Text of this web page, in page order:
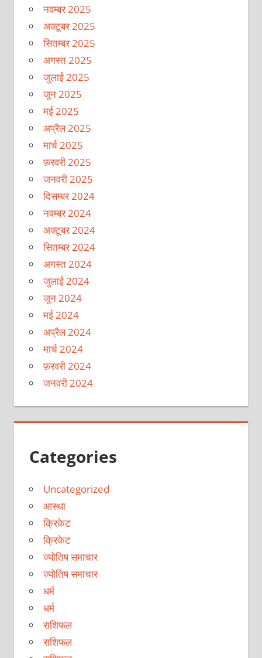
नवम्बर 2025
अक्टूबर 2025
सितम्बर 2025
अगस्त 2025
जुलाई 2025
जून 2025
मई 2025
अप्रैल 2025
मार्च 2025
फ़रवरी 2025
जनवरी 2025
दिसम्बर 2024
नवम्बर 2024
अक्टूबर 2024
सितम्बर 2024
अगस्त 2024
जुलाई 2024
जून 2024
मई 2024
अप्रैल 2024
मार्च 2024
फ़रवरी 2024
जनवरी 2024
Categories
Uncategorized
आस्था
क्रिकेट
क्रिकेट
ज्योतिष समाचार
ज्योतिष समाचार
धर्म
धर्म
राशिफल
राशिफल